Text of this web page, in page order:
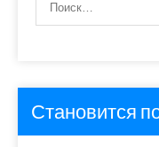
Становится